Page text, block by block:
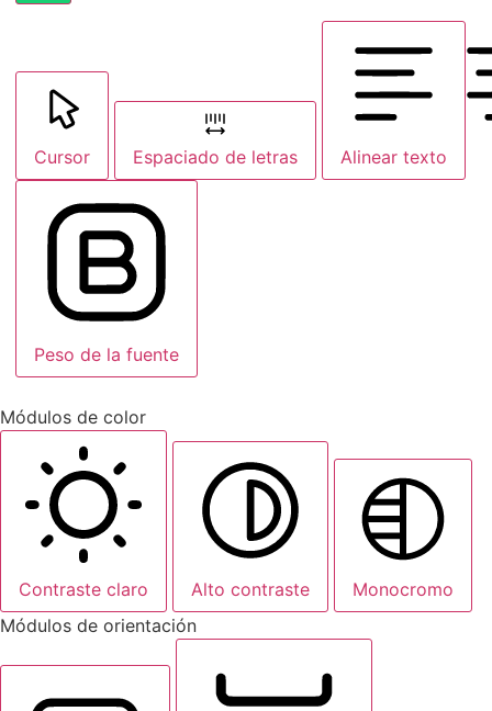
Cursor Espaciado de letras Alinear texto
Peso de la fuente
Módulos de color
Contraste claro Alto contraste
Monocromo
Módulos de orientación